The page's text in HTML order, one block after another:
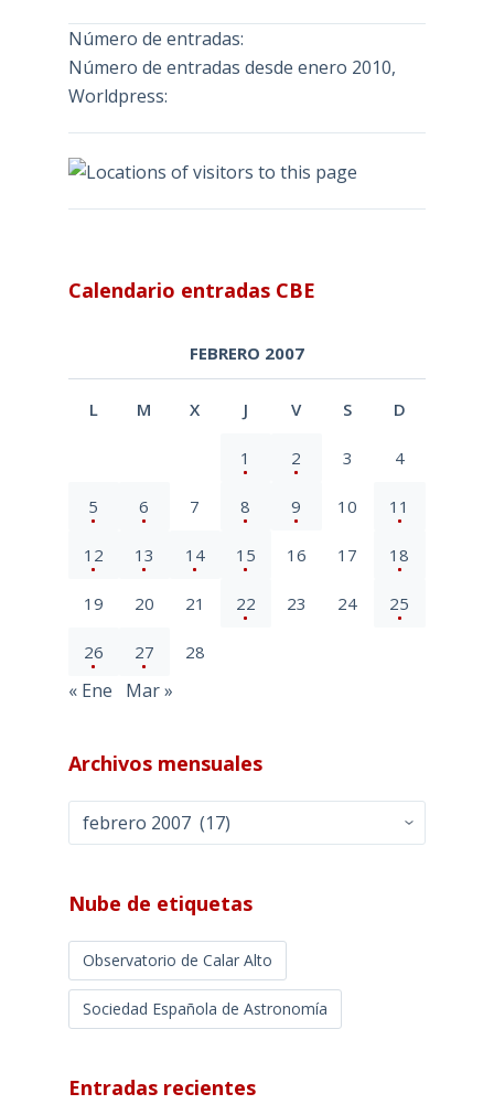
Número de entradas:
Número de entradas desde enero 2010,
Worldpress:
Calendario entradas CBE
FEBRERO 2007
L M X J V S D
1 2 3 4
5 6 7 8 9 10 11
12 13 14 15 16 17 18
19 20 21 22 23 24 25
26 27 28
« Ene Mar »
Archivos mensuales
Archivos
mensuales
Nube de etiquetas
Observatorio de Calar Alto
Sociedad Española de Astronomía
Entradas recientes